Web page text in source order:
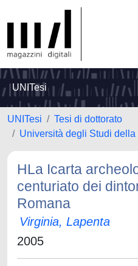
UNITesi
UNITesi
Tesi di dottorato
Università degli Studi della
HLa Icarta
centuriato dei
Romana
Virginia, Lapenta
2005